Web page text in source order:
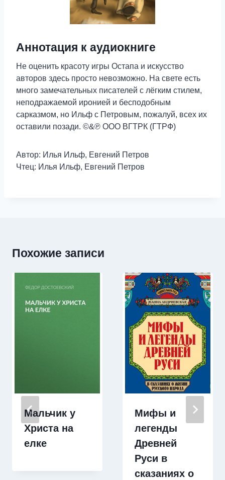
Аннотация к аудиокниге
Не оценить красоту игры Остапа и искусство
авторов здесь просто невозможно. На свете есть
много замечательных писателей с лёгким стилем,
неподражаемой иронией и бесподобным
сарказмом, но Ильф с Петровым, пожалуй, всех их
оставили позади. ©&℗ ООО ВГТРК (ГТРФ)
Автор: Илья Ильф, Евгений Петров
Чтец: Илья Ильф, Евгений Петров
Похожие записи
Мальчик у
Христа на
елке
Мифы и
легенды
Древней
Руси в
сказаниях о